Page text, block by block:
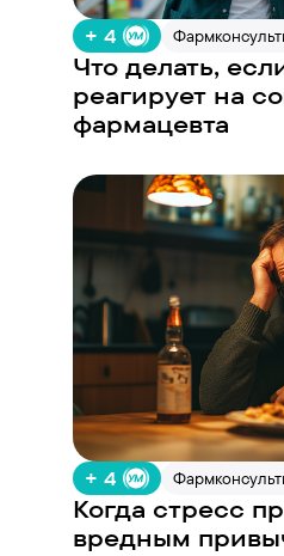
+ 4
Что делать,
реагирует на
фармацевта
+ 4
Когда стресс
вредным